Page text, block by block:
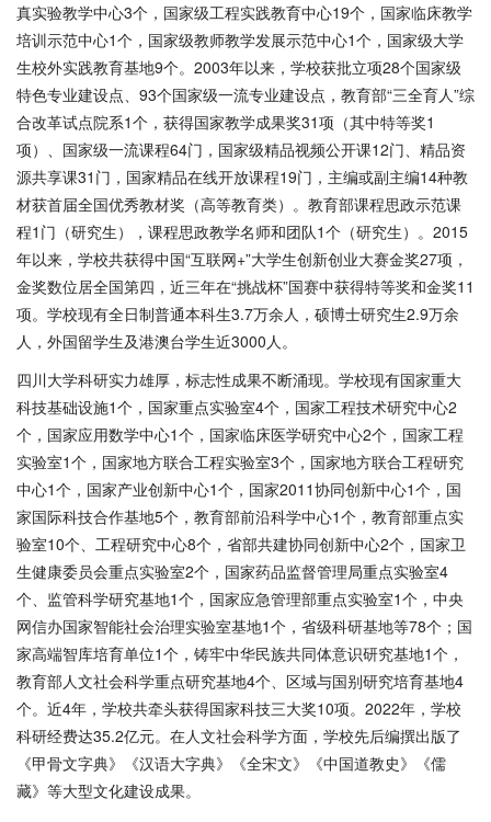
真实验教学中心3个，国家级工程实践教育中心19个，国家临床教学
培训示范中心1个，国家级教师教学发展示范中心1个，国家级大学
生校外实践教育基地9个。2003年以来，学校获批立项28个国家级
特色专业建设点、93个国家级一流专业建设点，教育部“三全育人”综
合改革试点院系1个，获得国家教学成果奖31项（其中特等奖1
项）、国家级一流课程64门，国家级精品视频公开课12门、精品资
源共享课31门，国家精品在线开放课程19门，主编或副主编14种教
材获首届全国优秀教材奖（高等教育类）。教育部课程思政示范课
程1门（研究生），课程思政教学名师和团队1个（研究生）。2015
年以来，学校共获得中国“互联网+”大学生创新创业大赛金奖27项，
金奖数位居全国第四，近三年在“挑战杯”国赛中获得特等奖和金奖11
项。学校现有全日制普通本科生3.7万余人，硕博士研究生2.9万余
人，外国留学生及港澳台学生近3000人。
四川大学科研实力雄厚，标志性成果不断涌现。学校现有国家重大
科技基础设施1个，国家重点实验室4个，国家工程技术研究中心2
个，国家应用数学中心1个，国家临床医学研究中心2个，国家工程
实验室1个，国家地方联合工程实验室3个，国家地方联合工程研究
中心1个，国家产业创新中心1个，国家2011协同创新中心1个，国
家国际科技合作基地5个，教育部前沿科学中心1个，教育部重点实
验室10个、工程研究中心8个，省部共建协同创新中心2个，国家卫
生健康委员会重点实验室2个，国家药品监督管理局重点实验室4
个、监管科学研究基地1个，国家应急管理部重点实验室1个，中央
网信办国家智能社会治理实验室基地1个，省级科研基地等78个；国
家高端智库培育单位1个，铸牢中华民族共同体意识研究基地1个，
教育部人文社会科学重点研究基地4个、区域与国别研究培育基地4
个。近4年，学校共牵头获得国家科技三大奖10项。2022年，学校
科研经费达35.2亿元。在人文社会科学方面，学校先后编撰出版了
《甲骨文字典》《汉语大字典》《全宋文》《中国道教史》《儒
藏》等大型文化建设成果。